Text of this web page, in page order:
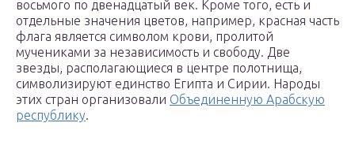
восьмого по двенадцатый век. Кроме того, есть и
отдельные значения цветов, например, красная часть
флага является символом крови, пролитой
мучениками за независимость и свободу. Две
звезды, располагающиеся в центре полотнища,
символизируют единство Египта и Сирии. Народы
этих стран организовали Объединенную Арабскую
республику.